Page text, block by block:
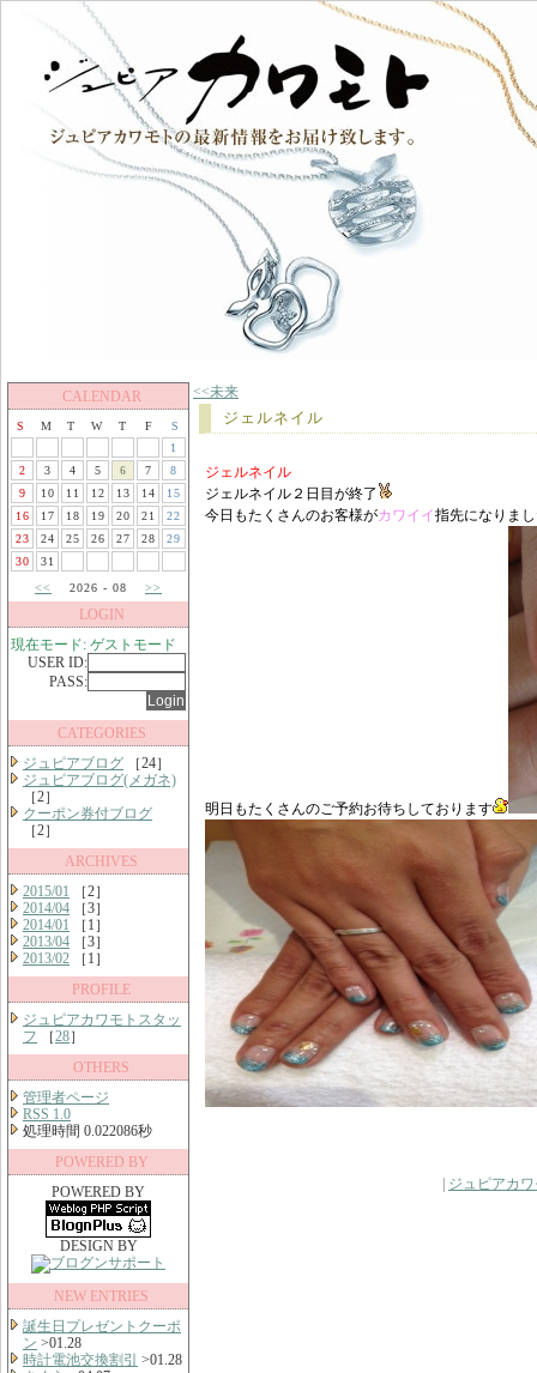
CALENDAR
S M T W T F
S
1
2
3 4 5 6 7
8
9
10 11 12 13 14
15
16
17 18 19 20 21
22
23
24 25 26 27 28
29
30
31
<<
2026 - 08 >>
LOGIN
現在モード: ゲストモード
USER ID:
PASS:
CATEGORIES
ジュピアブログ ［24］
ジュピアブログ(メガネ)
［2］
クーポン券付ブログ
［2］
ARCHIVES
2015/01 ［2］
2014/04 ［3］
2014/01 ［1］
2013/04 ［3］
2013/02 ［1］
PROFILE
ジュピアカワモトスタッ
フ ［28］
OTHERS
管理者ページ
RSS 1.0
処理時間 0.022086秒
POWERED BY
POWERED BY
DESIGN BY
NEW ENTRIES
誕生日プレゼントクーポ
ン >01.28
時計電池交換割引
>01.28
<<未来
ジェルネイル
ジェルネイル
ジェルネイル２日目が終了
今日もたくさんのお客様がカワイイ指先になりま
明日もたくさんのご予約お待ちしております
ジュピアカ